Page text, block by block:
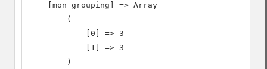
    [mon_grouping] => Array
        (
            [0] => 3
            [1] => 3
        )